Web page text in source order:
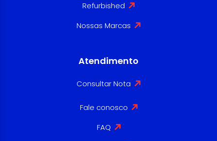
Refurbished
Nossas Marcas
Atendimento
Consultar Nota
Fale conosco
FAQ